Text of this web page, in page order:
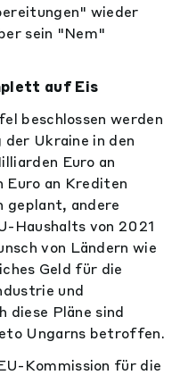
wieder
sein "Nem"
auf Eis
beschlossen werden
Ukraine in den
Euro an
Euro an Krediten
geplant, andere
Haushalts von 2021
von Ländern wie
Geld für die
und
diese Pläne sind
Ungarns betroffen.
Kommission für die